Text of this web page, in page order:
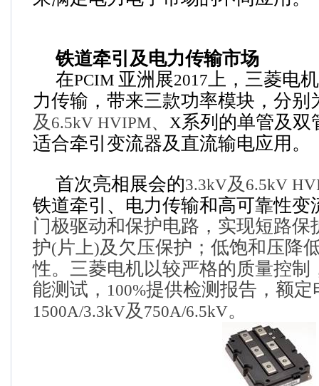
铁道牵引及电力传输市场
在PCIM 亚洲展2017上，三菱电
力传输，带来三款功率模块，分别
及 6.5kV HVIPM、 X系列的单管及双
适合牵引变流器及直流输电应用。
首次亮相展会的3.3kV及 6.5kV
铁道牵引、电力传输和高可靠性变
门极驱动和保护电路，实现短路保
护( 片上)及欠压保护；低饱和压降
性。三菱电机以较严格的质量控制
能测试， 100%提供检测报告，额定
1500A/3.3kV及 750A/6.5kV。